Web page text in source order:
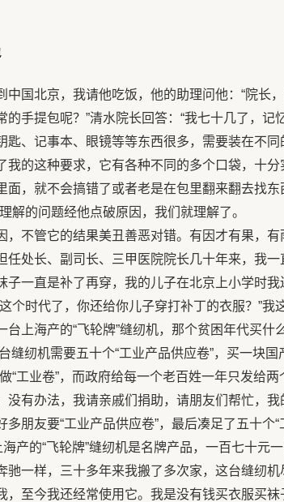
国北京，我请他吃饭，他的助理问他：“院长
的手提包呢？”清水院长回答：“我七十几了，记
匙、记事本、眼镜等等东西很多，需要装在不
我的这种要求，它有各种不同的多个口袋，十
面，就不会搞错了或者老是在包里翻来翻去找
解的问题经他点破原因，我们就理解了。
不管它的结果美丑善恶对错。有因才有果，有
任处长、副司长、三甲医院院长几十年来，我
子一直是补了再穿，我的儿子在北京上小学时我
个时代了，你还给你儿子穿打补丁的衣服？”我
台上海产的“飞轮牌”缝纫机，那个贫困年代买什
台缝纫机需要五十个“工业产品供应卷”，买一块
“工业卷”，而政府给每一个老百姓一年只发给两
没有办法，我请亲戚们捐助，请朋友们帮忙，
朋友要“工业产品供应卷”，最后凑足了五十个“
海产的“飞轮牌”缝纫机是名牌产品，一百七十元
驰一样，三十多年来我搬了多次家，这台缝纫
，至今我还经常使用它。我是没有钱买衣服买